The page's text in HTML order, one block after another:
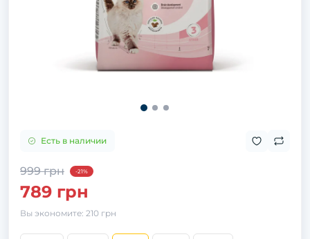
Есть в наличии
999 грн -21%
789 грн
Вы экономите: 210 грн